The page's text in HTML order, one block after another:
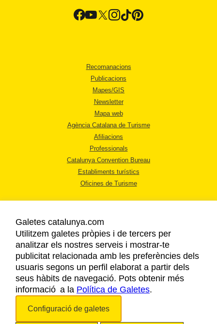
Recomanacions
Publicacions
Mapes/GIS
Newsletter
Mapa web
Agència Catalana de Turisme
Afiliacions
Professionals
Catalunya Convention Bureau
Establiments turístics
Oficines de Turisme
AVÍS LEGAL
POLÍTICA DE PRIVACITAT
COOKIES
ACCESSIBILITAT
Galetes catalunya.com
Utilitzem galetes pròpies i de tercers per
analitzar els nostres serveis i mostrar-te
publicitat relacionada amb les preferències dels
usuaris segons un perfil elaborat a partir dels
seus hàbits de navegació. Pots obtenir més
informació a la Política de Galetes.
Configuració de galetes